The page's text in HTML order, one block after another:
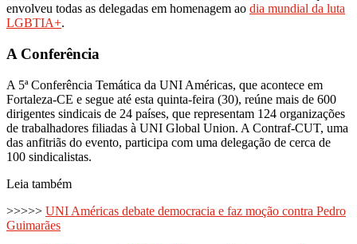
envolveu todas as delegadas em homenagem ao dia mundial da luta
LGBTIA+.
A Conferência
A 5ª Conferência Temática da UNI Américas, que acontece em
Fortaleza-CE e segue até esta quinta-feira (30), reúne mais de 600
dirigentes sindicais de 24 países, que representam 124 organizações
de trabalhadores filiadas à UNI Global Union. A Contraf-CUT, uma
das anfitriãs do evento, participa com uma delegação de cerca de
100 sindicalistas.
Leia também
>>>>> UNI Américas debate democracia e faz moção contra Pedro
Guimarães